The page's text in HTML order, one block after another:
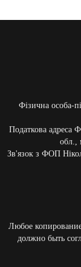
Фізична особа-
Податкова адреса
обл.,
Зв'язок з ФОП
Любое
должно быть